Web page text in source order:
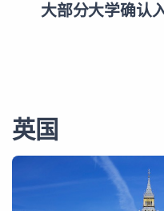
大部分大学确认
英国